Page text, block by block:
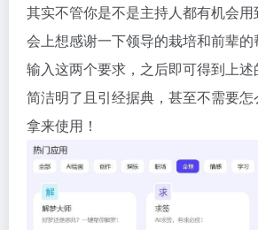
其实不管你是不是主持人都有机会
会上想感谢一下领导的栽培和前辈
输入这两个要求，之后即可得到上
简洁明了且引经据典，甚至不需要
拿来使用！